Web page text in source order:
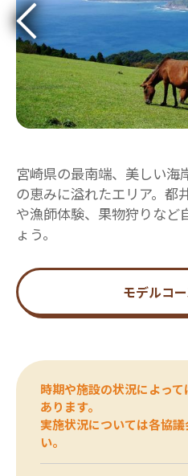
宮崎県の最南端、美しい海
の恵みに溢れたエリア。都
や漁師体験、果物狩りなど
ょう。
モデルコ
時期や施設の状況によっ
あります。
実施状況については各協
い。